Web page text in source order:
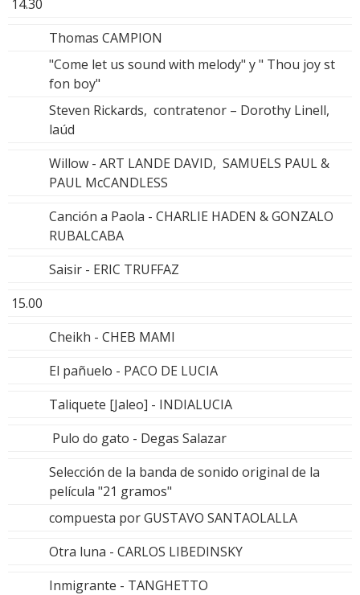
14.30
Thomas CAMPION
"Come let us sound with melody" y " Thou joy st
fon boy"
Steven Rickards, contratenor – Dorothy Linell,
laúd
Willow - ART LANDE DAVID, SAMUELS PAUL &
PAUL McCANDLESS
Canción a Paola - CHARLIE HADEN & GONZALO
RUBALCABA
Saisir - ERIC TRUFFAZ
15.00
Cheikh - CHEB MAMI
El pañuelo - PACO DE LUCIA
Taliquete [Jaleo] - INDIALUCIA
Pulo do gato - Degas Salazar
Selección de la banda de sonido original de la
película "21 gramos"
compuesta por GUSTAVO SANTAOLALLA
Otra luna - CARLOS LIBEDINSKY
Inmigrante - TANGHETTO